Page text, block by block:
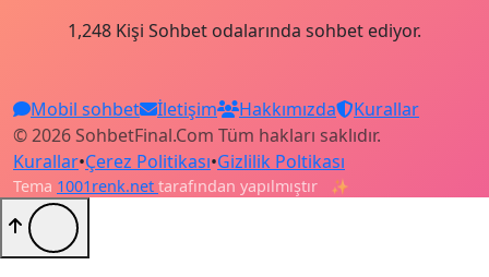
1,248 Kişi Sohbet odalarında sohbet ediyor.
Mobil sohbet İletişim Hakkımızda
Kurallar
© 2026 SohbetFinal.Com Tüm hakları saklıdır.
Kurallar•Çerez Politikası•Gizlilik Poltikası
Tema 1001renk.net tarafından yapılmıştır ✨